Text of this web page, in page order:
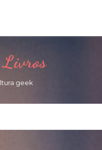
Livros
geek